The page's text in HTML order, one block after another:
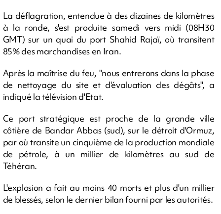
La déflagration, entendue à des dizaines de kilomètres
à la ronde, s'est produite samedi vers midi (08H30
GMT) sur un quai du port Shahid Rajaï, où transitent
85% des marchandises en Iran.
Après la maîtrise du feu, "nous entrerons dans la phase
de nettoyage du site et d'évaluation des dégâts", a
indiqué la télévision d'Etat.
Ce port stratégique est proche de la grande ville
côtière de Bandar Abbas (sud), sur le détroit d'Ormuz,
par où transite un cinquième de la production mondiale
de pétrole, à un millier de kilomètres au sud de
Téhéran.
L'explosion a fait au moins 40 morts et plus d'un millier
de blessés, selon le dernier bilan fourni par les autorités.